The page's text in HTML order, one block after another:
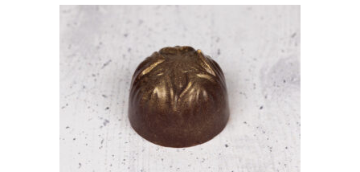
KOSÁRBA TESZEM